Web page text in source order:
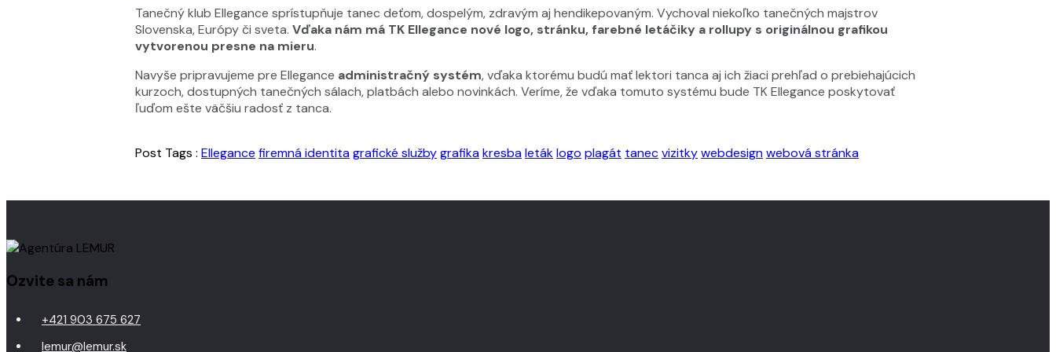
Tanečný klub Ellegance sprístupňuje tanec deťom, dospelým, zdravým aj hendikepovaným. Vychoval niekoľko tanečných majstrov
Slovenska, Európy či sveta. Vďaka nám má TK Ellegance nové logo, stránku, farebné letáčiky a rollupy s originálnou grafikou
vytvorenou presne na mieru.
Navyše pripravujeme pre Ellegance administračný systém, vďaka ktorému budú mať lektori tanca aj ich žiaci prehľad o prebiehajúcich
kurzoch, dostupných tanečných sálach, platbách alebo novinkách. Veríme, že vďaka tomuto systému bude TK Ellegance poskytovať
ľuďom ešte väčšiu radosť z tanca.
Post Tags : Ellegance firemná identitagrafické službygrafikakresbaletáklogo plagát tanecvizitkywebdesignwebová stránka
Ozvite sa nám
+421 903 675 627
lemur@lemur.sk